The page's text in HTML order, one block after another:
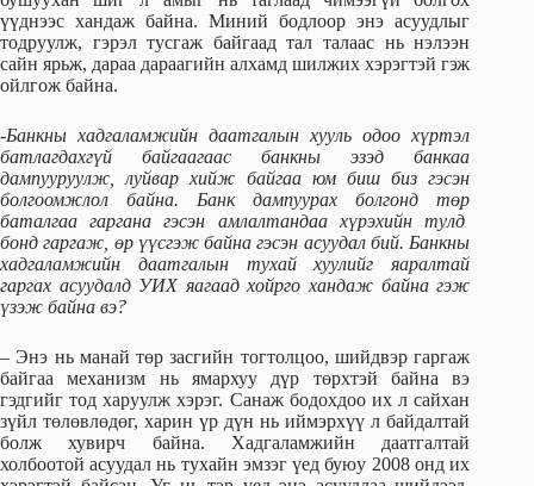
үүднээс хандаж байна. Миний бодлоор энэ асуудлыг
тодруулж, гэрэл тусгаж байгаад тал талаас нь нэлээн
сайн ярьж, дараа дараагийн алхамд шилжих хэрэгтэй гэж
ойлгож байна.
-Банкны хадгаламжийн даатгалын хууль одоо хүртэл
батлагдахгүй байгаагаас банкны эзэд банкаа
дампууруулж, луйвар хийж байгаа юм биш биз гэсэн
болгоомжлол байна. Банк дампуурах болгонд төр
баталгаа гаргана гэсэн амлалтандаа хүрэхийн тулд
бонд гаргаж, өр үүсгэж байна гэсэн асуудал бий. Банкны
хадгаламжийн даатгалын тухай хуулийг яаралтай
гаргах асуудалд УИХ яагаад хойрго хандаж байна гэж
үзэж байна вэ?
– Энэ нь манай төр засгийн тогтолцоо, шийдвэр гаргаж
байгаа механизм нь ямархуу дүр төрхтэй байна вэ
гэдгийг тод харуулж хэрэг. Санаж бодохдоо их л сайхан
зүйл төлөвлөдөг, харин үр дүн нь иймэрхүү л байдалтай
болж хувирч байна. Хадгаламжийн даатгалтай
холбоотой асуудал нь тухайн эмзэг үед буюу 2008 онд их